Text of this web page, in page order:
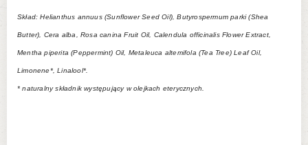
Skład: Helianthus annuus (Sunflower Seed Oil), Butyrospermum parki (Shea
Butter), Cera alba, Rosa canina Fruit Oil, Calendula officinalis Flower Extract,
Mentha piperita (Peppermint) Oil, Metaleuca altemifola (Tea Tree) Leaf Oil,
Limonene*, Linalool*.
* naturalny składnik występujący w olejkach eterycznych.